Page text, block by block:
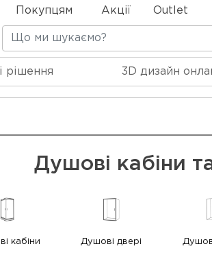
Покупцям Акції Outlet
рішення 3D дизайн
Душові кабіни
кабіни Душові двері